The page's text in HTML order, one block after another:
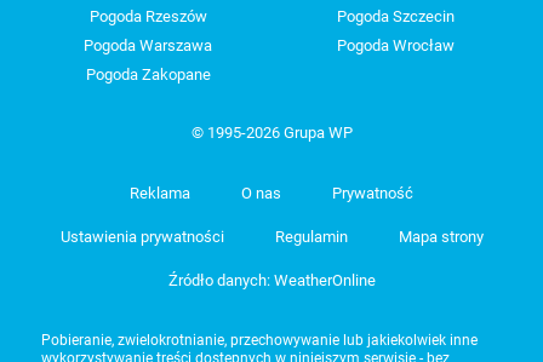
Pogoda Rzeszów
Pogoda Szczecin
Pogoda Warszawa
Pogoda Wrocław
Pogoda Zakopane
© 1995-2026 Grupa WP
Reklama O nas Prywatność
Ustawienia prywatności Regulamin Mapa strony
Źródło danych: WeatherOnline
Pobieranie, zwielokrotnianie, przechowywanie lub jakiekolwiek inne
wykorzystywanie treści dostępnych w niniejszym serwisie - bez